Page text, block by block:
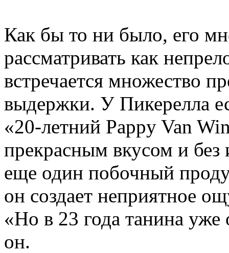
Как бы то ни было, его
рассматривать как
встречается множество
выдержки. У Пикерелла
«20-летний Pappy Van
прекрасным вкусом и
еще один побочный
он создает неприятное
«Но в 23 года танина
он.